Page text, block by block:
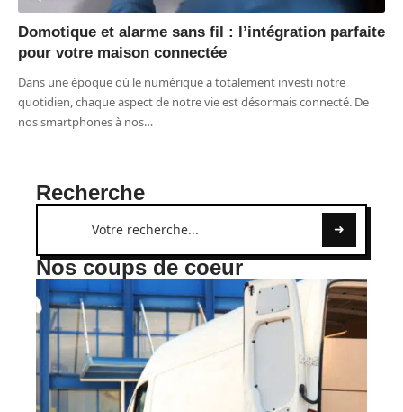
Domotique et alarme sans fil : l’intégration parfaite
pour votre maison connectée
Dans une époque où le numérique a totalement investi notre
quotidien, chaque aspect de notre vie est désormais connecté. De
nos smartphones à nos…
Recherche
Nos coups de coeur